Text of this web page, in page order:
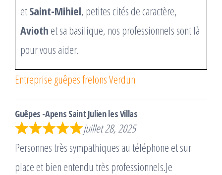
etSaint-Mihiel, petites cités de caractère,
Avioth et sa basilique, nos professionnels sont là
pour vous aider.
Entreprise guêpes frelons Verdun
Guêpes -Apens Saint Julien les Villas
juillet 28, 2025
Personnes très sympathiques au téléphone et sur
place et bien entendu très professionnels.Je